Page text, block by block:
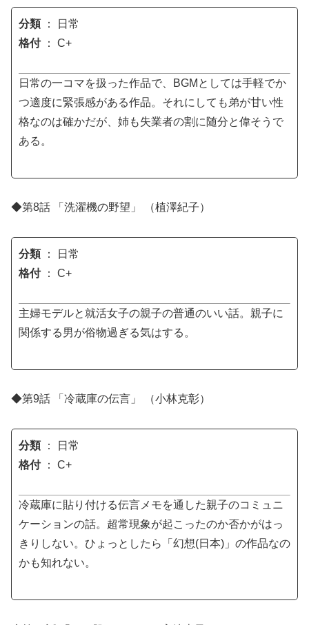
分類： 日常
格付： C+
日常の一コマを扱った作品で、BGMとしては手軽でか
つ適度に緊張感がある作品。それにしても弟が甘い性
格なのは確かだが、姉も失業者の割に随分と偉そうで
ある。
◆第8話 「洗濯機の野望」 （植澤紀子）
分類： 日常
格付： C+
主婦モデルと就活女子の親子の普通のいい話。親子に
関係する男が俗物過ぎる気はする。
◆第9話 「冷蔵庫の伝言」 （小林克彰）
分類： 日常
格付： C+
冷蔵庫に貼り付ける伝言メモを通した親子のコミュニ
ケーションの話。超常現象が起こったのか否かがはっ
きりしない。ひょっとしたら「幻想(日本)」の作品なの
かも知れない。